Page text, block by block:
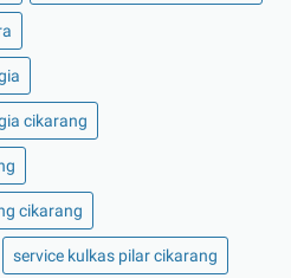
cikarang
cikarang
service kulkas pilar cikarang